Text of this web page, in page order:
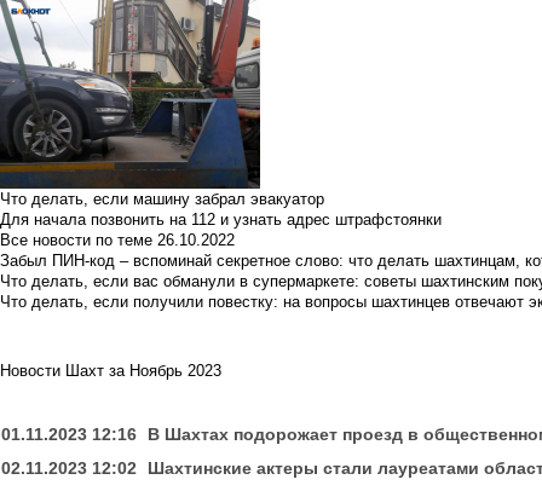
Что делать, если машину забрал эвакуатор
Для начала позвонить на 112 и узнать адрес штрафстоянки
Все новости по теме 26.10.2022
Забыл ПИН-код – вспоминай секретное слово: что делать шахтинцам,
Что делать, если вас обманули в супермаркете: советы шахтинским
Что делать, если получили повестку: на вопросы шахтинцев отвечают
Новости Шахт за Ноябрь 2023
01.11.2023 12:16
В Шахтах подорожает проезд в
02.11.2023 12:02
Шахтинские актеры стали лауреатами